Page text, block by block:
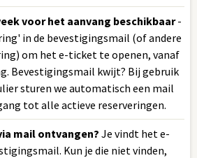
voor het aanvang beschikbaar-
in de bevestigingsmail (of andere
om het e-ticket te openen, vanaf
Bevestigingsmail kwijt? Bij gebruik
sturen we automatisch een mail
tot alle actieve reserveringen.
mail ontvangen?Je vindt het e-
Kun je die niet vinden,